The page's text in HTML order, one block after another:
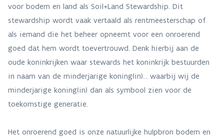
voor bodem en land als Soil+Land Stewardship. Dit
stewardship wordt vaak vertaald als rentmeesterschap of
als iemand die het beheer opneemt voor een onroerend
goed dat hem wordt toevertrouwd. Denk hierbij aan de
oude koninkrijken waar stewards het koninkrijk bestuurden
in naam van de minderjarige koning(in)… waarbij wij de
minderjarige koning(in) dan als symbool zien voor de
toekomstige generatie.
Het onroerend goed is onze natuurlijke hulpbron bodem en